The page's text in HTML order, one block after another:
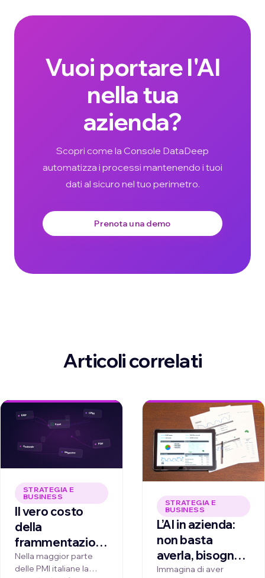
Vuoi portare l'AI
nella tua
azienda?
Scopri come la Console DataDeep
automatizza i processi mantenendo i tuoi
dati al sicuro nel tuo perimetro.
Prenota una demo
Articoli correlati
STRATEGIA E
BUSINESS
Il vero costo
della
frammentazione:
l'AI non basta
comprarla, va
Nella maggior parte
delle PMI italiane la
STRATEGIA E
BUSINESS
L’AI in azienda:
non basta
averla, bisogna
saperla guidare
Immagina di aver